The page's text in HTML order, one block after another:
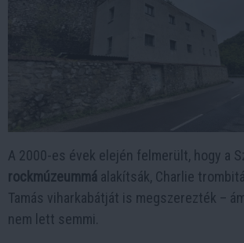
A 2000-es évek elején felmerült, hogy a
rockmúzeummá alakítsák, Charlie
Tamás viharkabátját is megszerezték –
nem lett semmi.